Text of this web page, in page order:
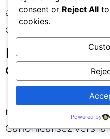
alignez HSTS et
efficaces.
Paramètres
duplication
Tri, pagination,
multiplient
Canonicalisez vers
consent or Reject All
cookies.
Powered by